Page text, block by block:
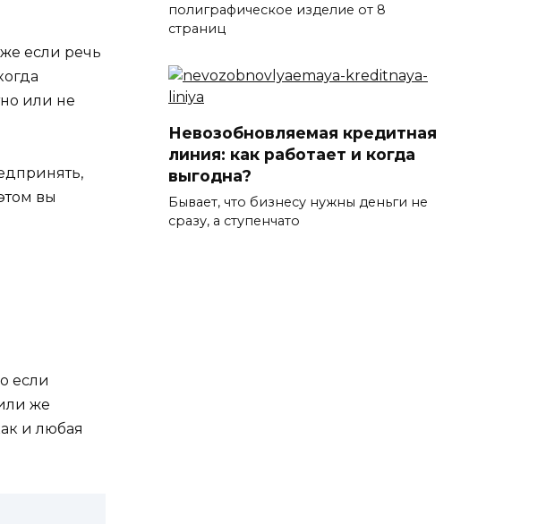
если речь
или не
вы
если
же
и любая
полиграфическое изделие от 8
страниц
Невозобновляемая кредитная
линия: как работает и когда
выгодна?
Бывает, что бизнесу нужны деньги не
сразу, а ступенчато